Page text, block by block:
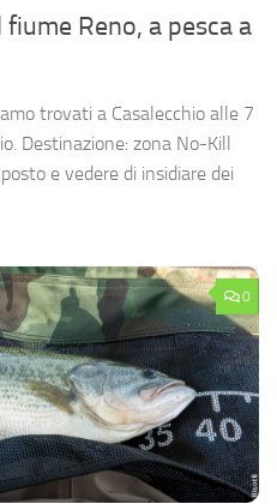
Reno, a pesca a
trovati a Casalecchio alle 7
Destinazione: zona No-Kill
e vedere di insidiare dei
0